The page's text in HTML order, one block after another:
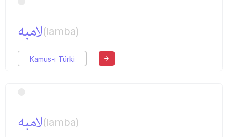
لامبه(lamba)
Kamus-ı Türki
لامبه(lamba)